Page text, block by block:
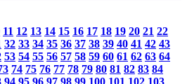
11 12 13 14 15 16 17 18 19 20 21 22
32 33 34 35 36 37 38 39 40 41 42 43
53 54 55 56 57 58 59 60 61 62 63 64
74 75 76 77 78 79 80 81 82 83 84
94 95 96 97 98 99 100 101 102 103